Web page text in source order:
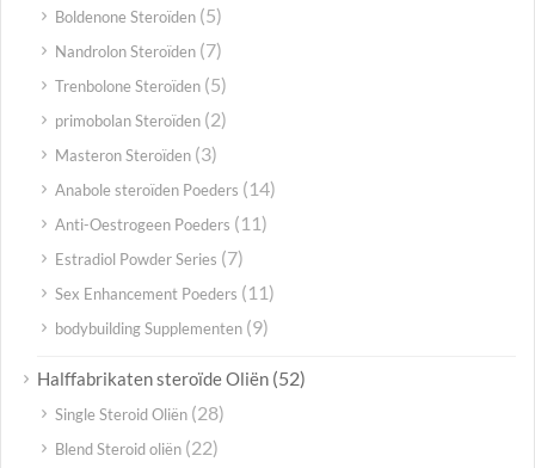
Boldenone Steroïden (5)
Nandrolon Steroïden (7)
Trenbolone Steroïden (5)
primobolan Steroïden (2)
Masteron Steroïden (3)
Anabole steroïden Poeders (14)
Anti-Oestrogeen Poeders (11)
Estradiol Powder Series (7)
Sex Enhancement Poeders (11)
bodybuilding Supplementen (9)
Halffabrikaten steroïde Oliën (52)
Single Steroid Oliën (28)
Blend Steroid oliën (22)